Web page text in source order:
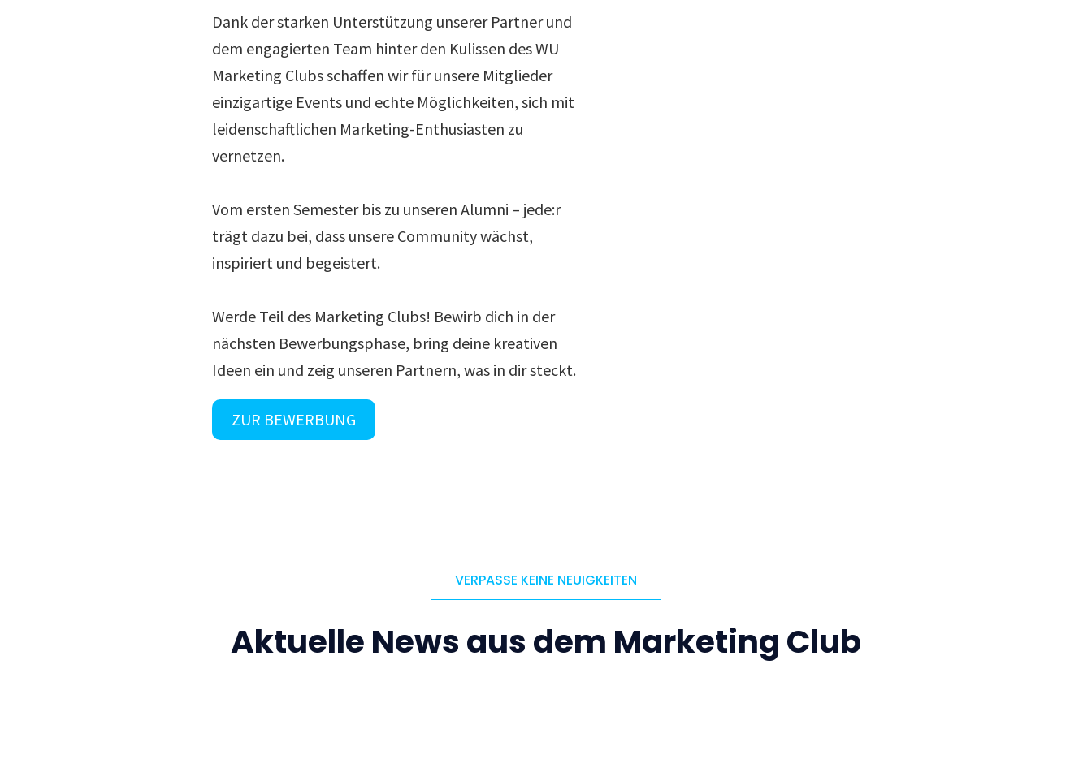
Dank der starken Unterstützung unserer Partner und
dem engagierten Team hinter den Kulissen des WU
Marketing Clubs schaffen wir für unsere Mitglieder
einzigartige Events und echte Möglichkeiten, sich mit
leidenschaftlichen Marketing-Enthusiasten zu
vernetzen.
Vom ersten Semester bis zu unseren Alumni – jede:r
trägt dazu bei, dass unsere Community wächst,
inspiriert und begeistert.
Werde Teil des Marketing Clubs! Bewirb dich in der
nächsten Bewerbungsphase, bring deine kreativen
Ideen ein und zeig unseren Partnern, was in dir steckt.
ZUR BEWERBUNG
VERPASSE KEINE NEUIGKEITEN
Aktuelle News aus dem Marketing Club